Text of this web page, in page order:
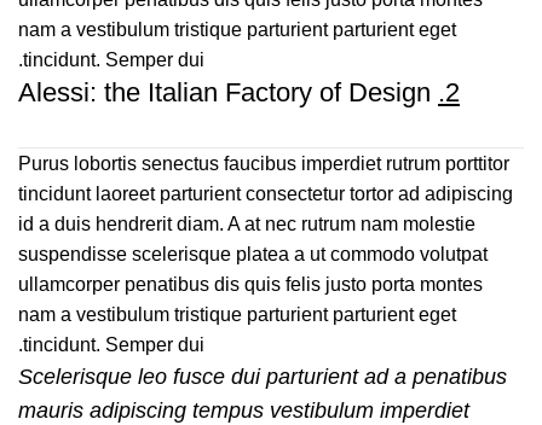
nam a vestibulum tristique parturient parturient eget
tincidunt. Semper dui.
2.
Purus lobortis senectus faucibus imperdiet rutrum porttitor
tincidunt laoreet parturient consectetur tortor ad adipiscing
id a duis hendrerit diam. A at nec rutrum nam molestie
suspendisse scelerisque platea a ut commodo volutpat
ullamcorper penatibus dis quis felis justo porta montes
nam a vestibulum tristique parturient parturient eget
tincidunt. Semper dui.
Scelerisque leo fusce dui parturient ad a penatibus
mauris adipiscing tempus vestibulum imperdiet